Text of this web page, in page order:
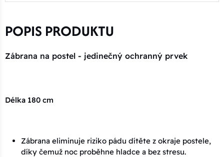
POPIS PRODUKTU
Zábrana na postel - jedinečný ochranný prvek
Délka 180 cm
Zábrana eliminuje riziko pádu dítěte z okraje postele,
díky čemuž noc proběhne hladce a bez stresu.